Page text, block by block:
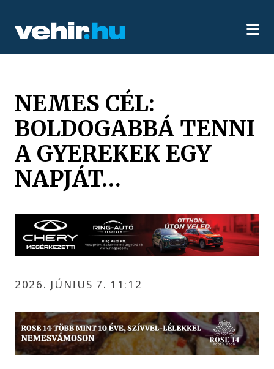
NEMES CÉL:
BOLDOGABBÁ TENNI
A GYEREKEK EGY
NAPJÁT…
2026. JÚNIUS 7. 11:12